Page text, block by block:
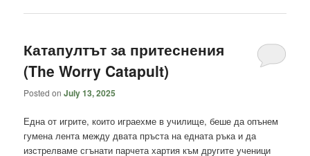
Катапултът за притеснения
(The Worry Catapult)
Posted onJuly 13, 2025
Една от игрите, които играехме в училище, беше да опънем
гумена лента между двата пръста на едната ръка и да
изстрелваме сгънати парчета хартия към другите ученици